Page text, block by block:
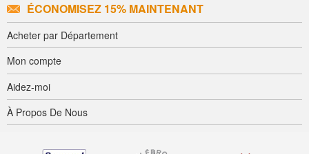
ÉCONOMISEZ 15% MAINTENANT
Acheter par Département
Mon compte
Aidez-moi
À Propos De Nous